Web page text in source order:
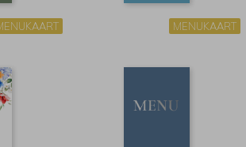
MENUKAART